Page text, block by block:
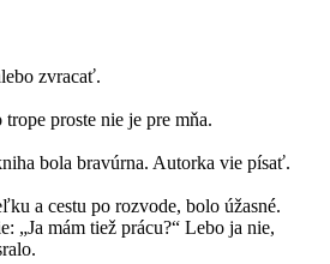
zvracať.
proste nie je pre mňa.
bola bravúrna. Autorka vie písať.
a cestu po rozvode, bolo úžasné.
„Ja mám tiež prácu?“ Lebo ja nie,